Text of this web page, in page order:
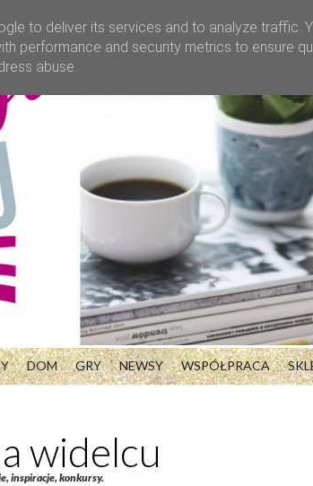
DOM GRY NEWSY WSPÓŁPRACA
widelcu
inspiracje, konkursy.
to deliver its services and to analyze traffic.
performance and security metrics to ensure
abuse.